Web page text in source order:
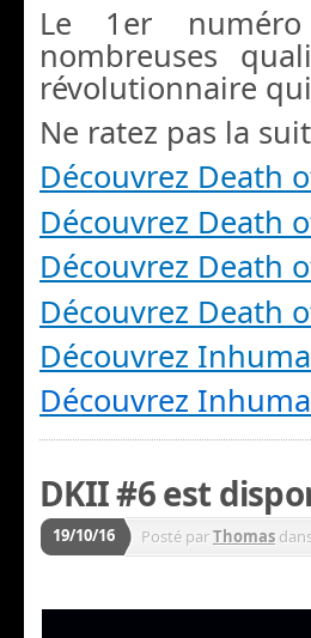
Le 1er
nombreuses
révolutionnaire
Ne ratez pas la
Découvrez Death
Découvrez Death
Découvrez Death
Découvrez Death
Découvrez
Découvrez
DKII #6 est
19/10/16 Posté parThomas